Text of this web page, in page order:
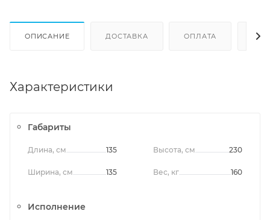
ОПИСАНИЕ ДОСТАВКА ОПЛАТА
Характеристики
Габариты
Длина, см 135
Ширина, см 135
Высота, см 230
Вес, кг 160
Исполнение